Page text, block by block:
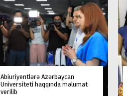
Abiuriyentlərə Azərbaycan
Universiteti haqqında məlumat
verilib